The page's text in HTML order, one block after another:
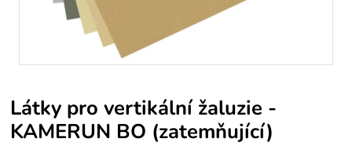
Látky pro vertikální žaluzie -
KAMERUN BO (zatemňující)